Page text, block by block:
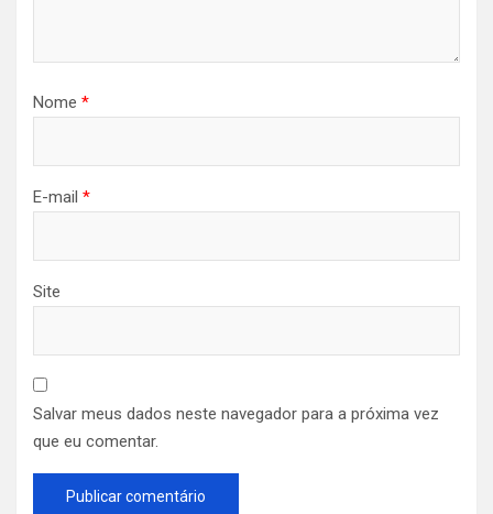
Nome *
E-mail *
Site
Salvar meus dados neste navegador para a próxima vez
que eu comentar.